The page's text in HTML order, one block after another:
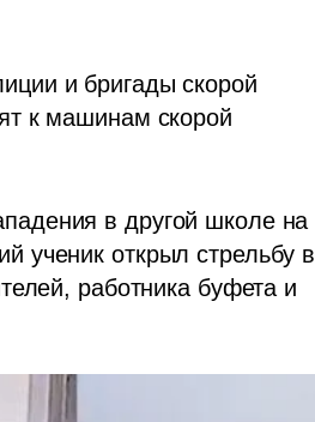
и бригады скорой
к машинам скорой
в другой школе на
ученик открыл стрельбу в
работника буфета и